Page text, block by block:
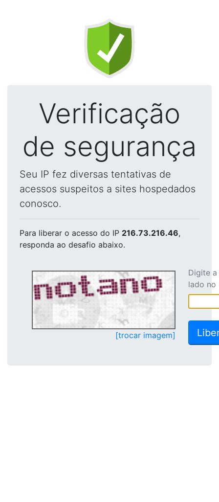
Verificação
de segurança
Seu IP fez diversas tentativas de
acessos suspeitos a sites hospedados
conosco.
Para liberar o acesso do IP 216.73.216.46,
responda ao desafio abaixo.
[trocar imagem]
Digite
lado no